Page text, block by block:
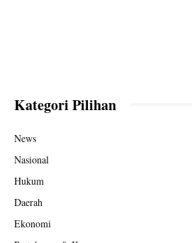
Kategori Pilihan
News
Nasional
Hukum
Daerah
Ekonomi